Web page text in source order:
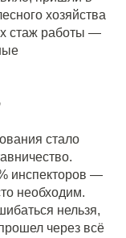
хозяйства
стаж работы —
стало
инспекторов —
необходим.
нельзя,
через всё